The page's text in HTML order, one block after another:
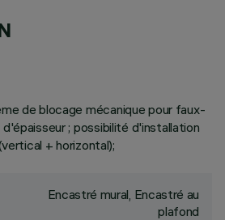
de blocage mécanique pour faux-
; possibilité d'installation
+ horizontal);
Encastré mural, Encastré au
plafond